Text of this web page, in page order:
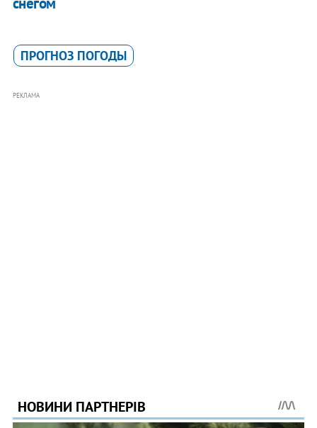
ПРОГНОЗ ПОГОДЫ
РЕКЛАМА